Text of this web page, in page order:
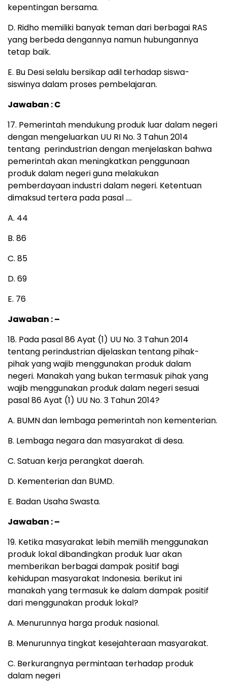
kepentingan bersama.
D. Ridho memiliki banyak teman dari berbagai RAS
yang berbeda dengannya namun hubungannya
tetap baik.
E. Bu Desi selalu bersikap adil terhadap siswa-
siswinya dalam proses pembelajaran.
Jawaban : C
17. Pemerintah mendukung produk luar dalam negeri
dengan mengeluarkan UU RI No. 3 Tahun 2014
tentang perindustrian dengan menjelaskan bahwa
pemerintah akan meningkatkan penggunaan
produk dalam negeri guna melakukan
pemberdayaan industri dalam negeri. Ketentuan
dimaksud tertera pada pasal ….
A. 44
B. 86
C. 85
D. 69
E. 76
Jawaban : –
18. Pada pasal 86 Ayat (1) UU No. 3 Tahun 2014
tentang perindustrian dijelaskan tentang pihak-
pihak yang wajib menggunakan produk dalam
negeri. Manakah yang bukan termasuk pihak yang
wajib menggunakan produk dalam negeri sesuai
pasal 86 Ayat (1) UU No. 3 Tahun 2014?
A. BUMN dan lembaga pemerintah non kementerian.
B. Lembaga negara dan masyarakat di desa.
C. Satuan kerja perangkat daerah.
D. Kementerian dan BUMD.
E. Badan Usaha Swasta.
Jawaban : –
19. Ketika masyarakat lebih memilih menggunakan
produk lokal dibandingkan produk luar akan
memberikan berbagai dampak positif bagi
kehidupan masyarakat Indonesia. berikut ini
manakah yang termasuk ke dalam dampak positif
dari menggunakan produk lokal?
A. Menurunnya harga produk nasional.
B. Menurunnya tingkat kesejahteraan masyarakat.
C. Berkurangnya permintaan terhadap produk
dalam negeri